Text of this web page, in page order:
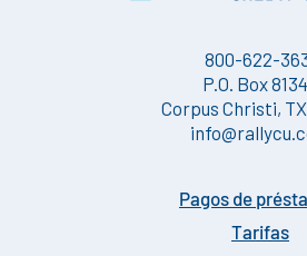
800-622-
P.O. Box
Corpus Christi,
Pagos de
Tarifas